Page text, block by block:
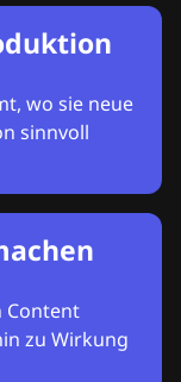
wo sie neue
sinnvoll
Content
zu Wirkung